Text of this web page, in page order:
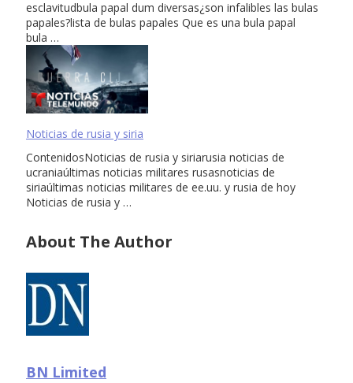
esclavitudbula papal dum diversas¿son infalibles las bulas
papales?lista de bulas papales Que es una bula papal
bula …
Noticias de rusia y siria
ContenidosNoticias de rusia y siriarusia noticias de
ucraniaúltimas noticias militares rusasnoticias de
siriaúltimas noticias militares de ee.uu. y rusia de hoy
Noticias de rusia y …
About The Author
BN Limited